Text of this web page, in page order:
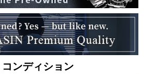
ご利用ガイド
アムクオリティについて
ンディション